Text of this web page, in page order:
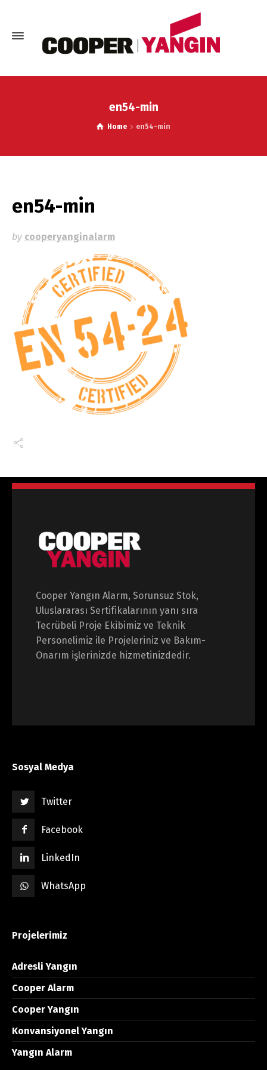
en54-min
Home en54-min
en54-min
by cooperyanginalarm
Cooper Yangın Alarm, Sorunsuz Stok,
Uluslararası Sertifikalarının yanı sıra
Tecrübeli Proje Ekibimiz ve Teknik
Personelimiz ile Projeleriniz ve Bakım-
Onarım işlerinizde hizmetinizdedir.
Sosyal Medya
Twitter
Facebook
LinkedIn
WhatsApp
Projelerimiz
Adresli Yangın
Cooper Alarm
Cooper Yangın
Konvansiyonel Yangın
Yangın Alarm